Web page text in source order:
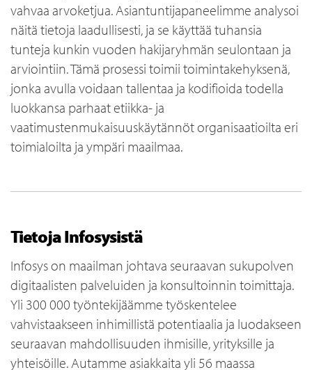
vahvaa arvoketjua. Asiantuntijapaneelimme analysoi
näitä tietoja laadullisesti, ja se käyttää tuhansia
tunteja kunkin vuoden hakijaryhmän seulontaan ja
arviointiin. Tämä prosessi toimii toimintakehyksenä,
jonka avulla voidaan tallentaa ja kodifioida todella
luokkansa parhaat etiikka- ja
vaatimustenmukaisuuskäytännöt organisaatioilta eri
toimialoilta ja ympäri maailmaa.
Tietoja Infosysistä
Infosys on maailman johtava seuraavan sukupolven
digitaalisten palveluiden ja konsultoinnin toimittaja.
Yli 300 000 työntekijäämme työskentelee
vahvistaakseen inhimillistä potentiaalia ja luodakseen
seuraavan mahdollisuuden ihmisille, yrityksille ja
yhteisöille. Autamme asiakkaita yli 56 maassa